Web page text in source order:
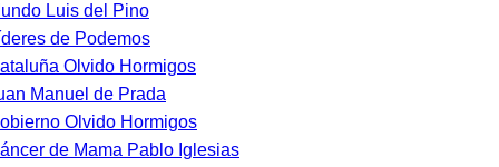
Luis del Pino
de Podemos
Olvido Hormigos
Manuel de Prada
Olvido Hormigos
de Mama Pablo Iglesias